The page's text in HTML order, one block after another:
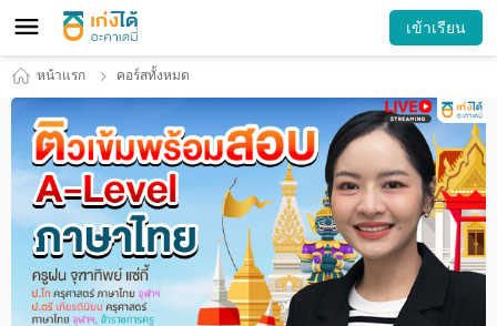
เข้าเรียน
หน้าแรก คอร์สทั้งหมด